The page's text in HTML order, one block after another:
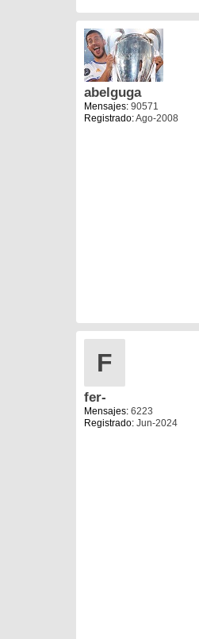
abelguga
Mensajes: 90571
Registrado:Ago-2008
F
fer-
Mensajes: 6223
Registrado: Jun-2024